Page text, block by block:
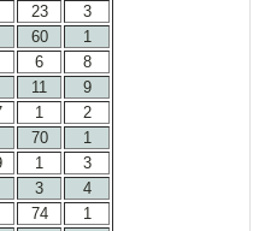
23
3
60
1
6
8
11
9
1
2
70
1
1
3
3
4
74
1